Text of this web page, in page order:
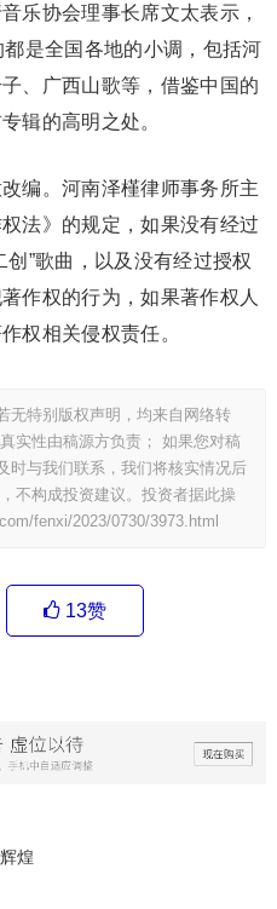
乐协会理事长席文太表示，
都是全国各地的小调，包括河
、广西山歌等，借鉴中国的
辑的高明之处。
编。河南泽槿律师事务所主
法》的规定，如果没有经过
创”歌曲，以及没有经过授权
作权的行为，如果著作权人
权相关侵权责任。
无特别版权声明，均来自网络转
实性由稿源方负责； 如果您对稿
时与我们联系，我们将核实情况后
不构成投资建议。投资者据此操
fenxi/2023/0730/3973.html
13赞
煌